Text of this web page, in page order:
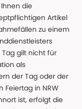
die
Artikel
zu einem
gilt nicht für
als
der Tag oder der
Feiertag in NRW
ist, erfolgt die